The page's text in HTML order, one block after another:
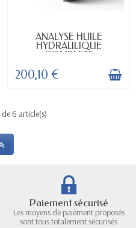
DISPONIBLE
ANALYSE HUILE
HYDRAULIQUE
COMPLETE
200,10 €
6 article(s)
Paiement sécurisé
Les moyens de paiement proposés
sont tous totalement sécurisés